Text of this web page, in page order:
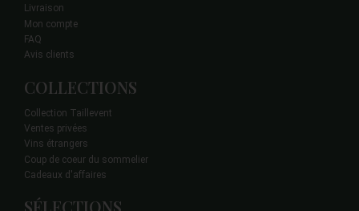
Livraison
Mon compte
FAQ
Avis clients
COLLECTIONS
Collection Taillevent
Ventes privées
Vins étrangers
Coup de coeur du sommelier
Cadeaux d'affaires